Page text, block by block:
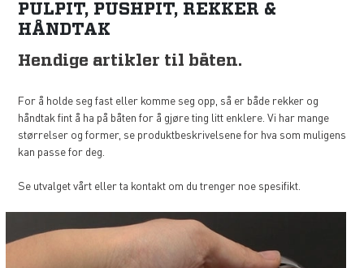
PULPIT, PUSHPIT, REKKER &
HÅNDTAK
Hendige artikler til båten.
For å holde seg fast eller komme seg opp, så er både rekker og
håndtak fint å ha på båten for å gjøre ting litt enklere. Vi har mange
størrelser og former, se produktbeskrivelsene for hva som muligens
kan passe for deg.
Se utvalget vårt eller ta kontakt om du trenger noe spesifikt.